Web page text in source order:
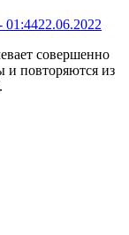
01:4422.06.2022
совершенно
и повторяются из